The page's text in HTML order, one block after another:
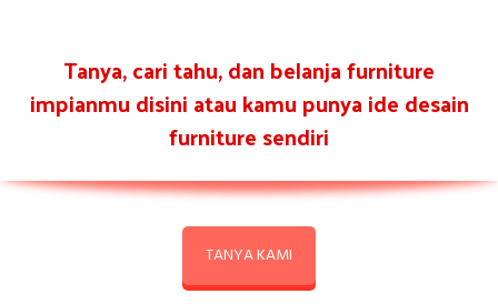
Tanya, cari tahu, dan belanja furniture
impianmu disini atau kamu punya ide desain
furniture sendiri
TANYA KAMI